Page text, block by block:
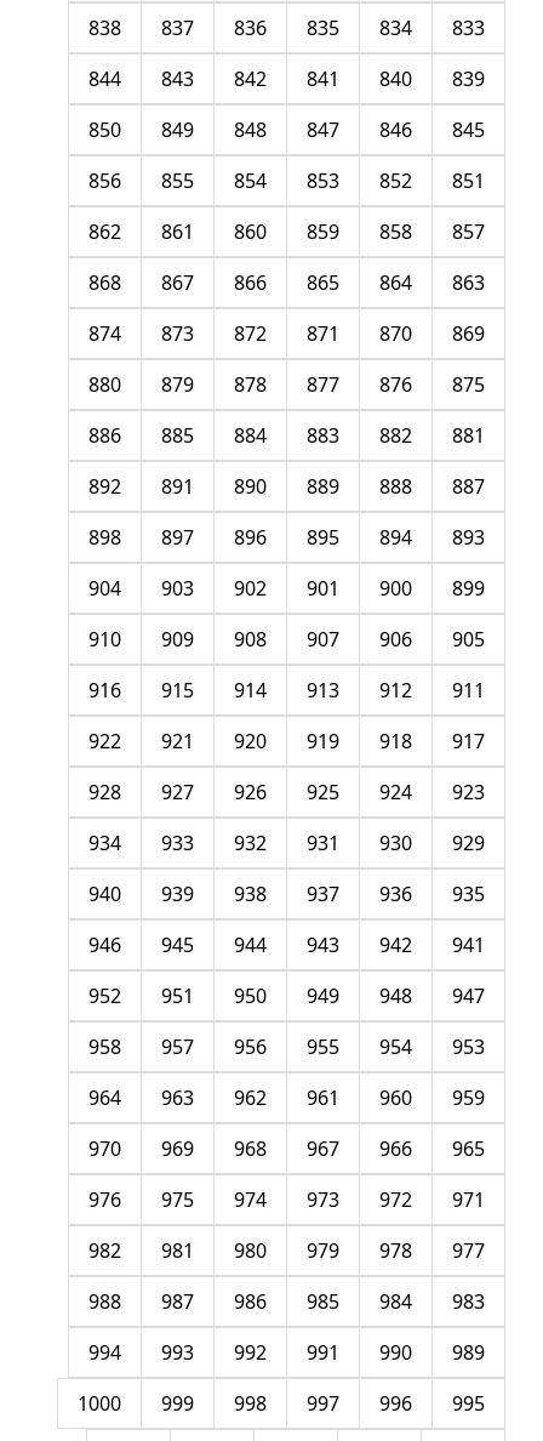
833
834
835
836
837
838
839
840
841
842
843
844
845
846
847
848
849
850
851
852
853
854
855
856
857
858
859
860
861
862
863
864
865
866
867
868
869
870
871
872
873
874
875
876
877
878
879
880
881
882
883
884
885
886
887
888
889
890
891
892
893
894
895
896
897
898
899
900
901
902
903
904
905
906
907
908
909
910
911
912
913
914
915
916
917
918
919
920
921
922
923
924
925
926
927
928
929
930
931
932
933
934
935
936
937
938
939
940
941
942
943
944
945
946
947
948
949
950
951
952
953
954
955
956
957
958
959
960
961
962
963
964
965
966
967
968
969
970
971
972
973
974
975
976
977
978
979
980
981
982
983
984
985
986
987
988
989
990
991
992
993
994
995
996
997
998
999
1000